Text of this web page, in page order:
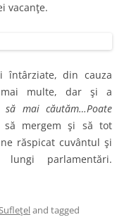
vacanţe.
întârziate, din cauza
multe, dar şi a
mai căutăm…Poate
să mergem şi să tot
răspicat cuvântul şi
parlamentări.
and tagged